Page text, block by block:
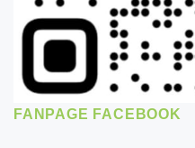
FANPAGE FACEBOOK